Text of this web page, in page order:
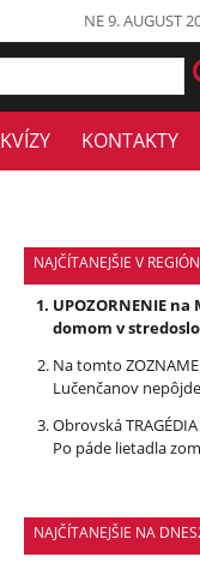
NE 9. AUGUST
KVÍZY KONTAKTY
NAJČÍTANEJŠIE V
UPOZORNENIE na
domom v
Na tomto
Lučenčanov
Obrovská
Po páde lietadla
NAJČÍTANEJŠIE NA